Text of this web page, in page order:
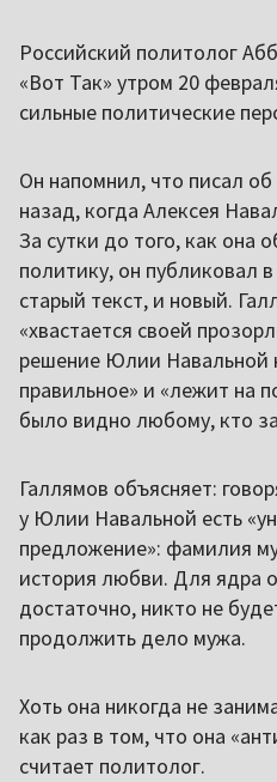
Российский политолог
«Вот Так» утром 20
сильные политические
Он напомнил, что писал
назад, когда Алексея
За сутки до того, как она
политику, он публиковал
старый текст, и новый.
«хвастается своей
решение Юлии Навальной
правильное» и «лежит на
было видно любому, кто
Галлямов объясняет:
у Юлии Навальной есть
предложение»: фамилия
история любви. Для ядра
достаточно, никто не
продолжить дело мужа.
Хоть она никогда не
как раз в том, что она
считает политолог.